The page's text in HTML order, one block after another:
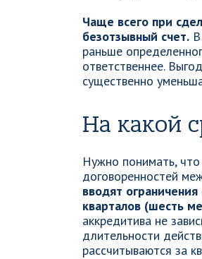
Чаще всего при
безотзывный счет.
раньше
ответственнее.
существенно
На какой
Нужно понимать,
договоренностей
вводят
кварталов (шесть
аккредитива не
длительности
рассчитываются за